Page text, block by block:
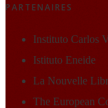
PARTENAIRES
Instituto Carlos
Istituto Eneide
La Nouvelle
The European